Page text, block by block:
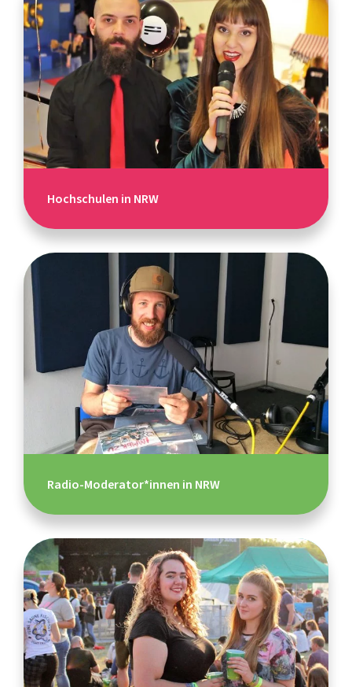
Hochschulen in NRW
Radio-Moderator*innen in NRW